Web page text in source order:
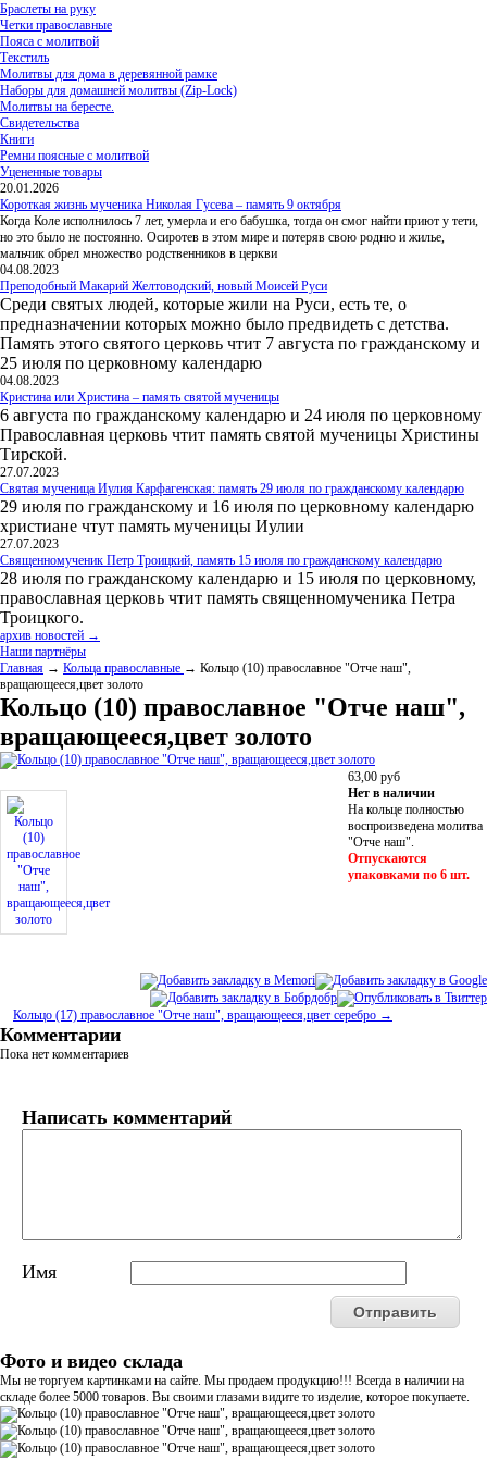
Браслеты на руку
Четки православные
Пояса с молитвой
Текстиль
Молитвы для дома в деревянной рамке
Наборы для домашней молитвы (Zip-Lock)
Молитвы на бересте.
Свидетельства
Книги
Ремни поясные с молитвой
Уцененные товары
20.01.2026
Короткая жизнь мученика Николая Гусева – память 9 октября
Когда Коле исполнилось 7 лет, умерла и его бабушка, тогда он смог найти приют у тети,
но это было не постоянно. Осиротев в этом мире и потеряв свою родню и жилье,
мальчик обрел множество родственников в церкви
04.08.2023
Преподобный Макарий Желтоводский, новый Моисей Руси
Среди святых людей, которые жили на Руси, есть те, о
предназначении которых можно было предвидеть с детства.
Память этого святого церковь чтит 7 августа по гражданскому и
25 июля по церковному календарю
04.08.2023
Кристина или Христина – память святой мученицы
6 августа по гражданскому календарю и 24 июля по церковному
Православная церковь чтит память святой мученицы Христины
Тирской.
27.07.2023
Святая мученица Иулия Карфагенская: память 29 июля по гражданскому календарю
29 июля по гражданскому и 16 июля по церковному календарю
христиане чтут память мученицы Иулии
27.07.2023
Священномученик Петр Троицкий, память 15 июля по гражданскому календарю
28 июля по гражданскому календарю и 15 июля по церковному,
православная церковь чтит память священномученика Петра
Троицкого.
архив новостей →
Наши партнёры
Главная → Кольца православные → Кольцо (10) православное "Отче наш",
вращающееся,цвет золото
Кольцо (10) православное "Отче наш",
вращающееся,цвет золото
63,00 руб
Нет в наличии
На кольце полностью
воспроизведена молитва
"Отче наш".
Отпускаются
упаковками по 6 шт.
Кольцо (17) православное "Отче наш", вращающееся,цвет серебро →
Комментарии
Пока нет комментариев
Написать комментарий
Имя
Фото и видео склада
Мы не торгуем картинками на сайте. Мы продаем продукцию!!! Всегда в наличии на
складе более 5000 товаров. Вы своими глазами видите то изделие, которое покупаете.